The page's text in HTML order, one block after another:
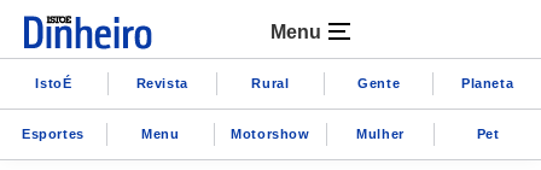
Menu
IstoÉ Revista Rural Gente Planeta
Esportes Menu Motorshow Mulher Pet